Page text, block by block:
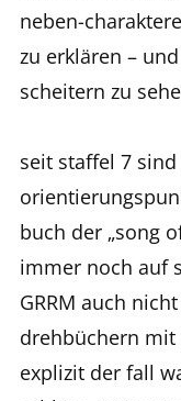
neben-
zu erklären –
scheitern zu
seit staffel 7
buch der „song
immer noch auf
GRRM auch
drehbüchern mit
explizit der fall